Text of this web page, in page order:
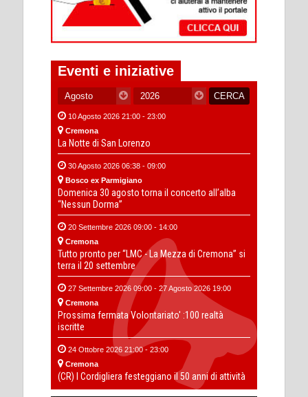
Eventi e iniziative
10 Agosto 2026 21:00 - 23:00
Cremona
La Notte di San Lorenzo
30 Agosto 2026 06:38 - 09:00
Bosco ex Parmigiano
Domenica 30 agosto torna il concerto all’alba
“Nessun Dorma”
20 Settembre 2026 09:00 - 14:00
Cremona
Tutto pronto per “LMC - La Mezza di Cremona” si
terra il 20 settembre
27 Settembre 2026 09:00 - 27 Agosto 2026 19:00
Cremona
Prossima fermata Volontariato' :100 realtà
iscritte
24 Ottobre 2026 21:00 - 23:00
Cremona
(CR) I Cordigliera festeggiano il 50 anni di attività